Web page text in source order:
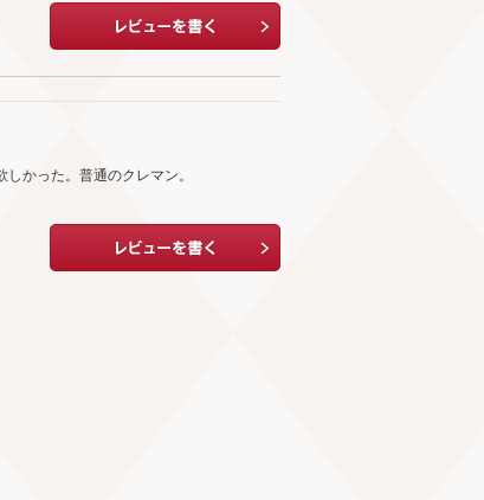
かった。普通のクレマン。